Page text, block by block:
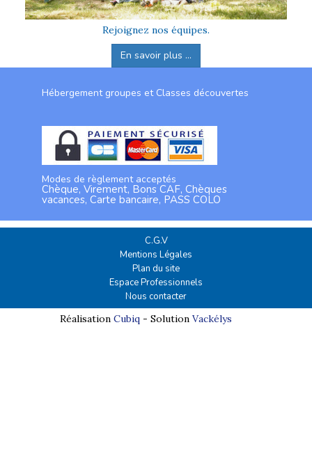
Rejoignez nos équipes.
En savoir plus ...
Hébergement groupes et Classes découvertes
Modes de règlement acceptés
Chèque, Virement, Bons CAF, Chèques
vacances, Carte bancaire, PASS COLO
C.G.V
Mentions Légales
Plan du site
Espace Professionnels
Nous contacter
Réalisation Cubiq- Solution Vackélys